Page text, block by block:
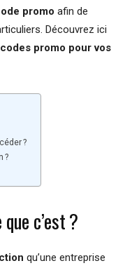
promo afin de
Découvrez ici
promo pour vos
?
?
c’est ?
qu’une entreprise